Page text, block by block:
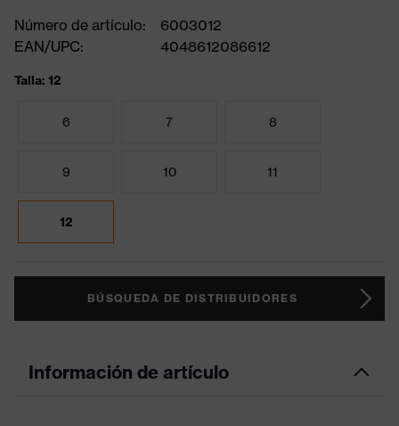
Número de artículo:
6003012
EAN/UPC:
4048612086612
Talla: 12
6 7 8
9 10 11
12
BÚSQUEDA DE DISTRIBUIDORES
Información de artículo